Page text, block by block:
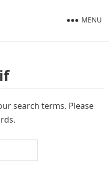
MENU
search terms. Please